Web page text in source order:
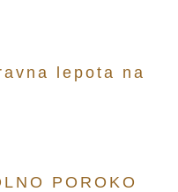
lepota na
POROKO